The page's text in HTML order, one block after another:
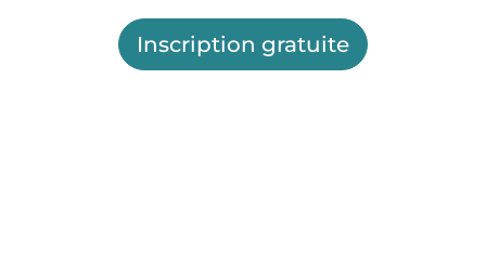
Inscription gratuite